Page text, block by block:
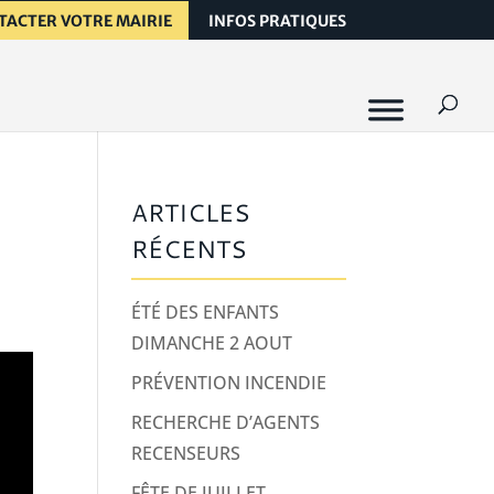
VOTRE MAIRIE INFOS PRATIQUES
ARTICLES
RÉCENTS
ÉTÉ DES ENFANTS
DIMANCHE 2 AOUT
PRÉVENTION INCENDIE
RECHERCHE D’AGENTS
RECENSEURS